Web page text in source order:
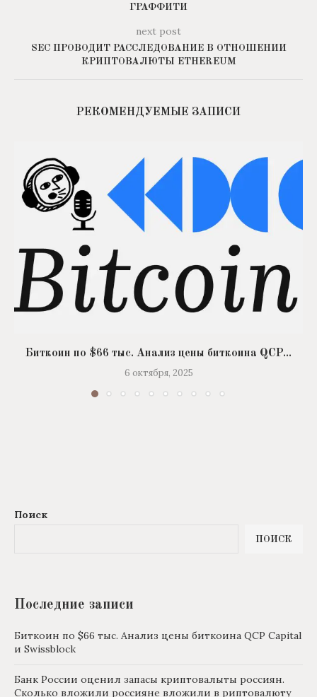
ГРАФФИТИ
next post
SEC ПРОВОДИТ РАССЛЕДОВАНИЕ В ОТНОШЕНИИ
КРИПТОВАЛЮТЫ ETHEREUM
РЕКОМЕНДУЕМЫЕ ЗАПИСИ
Биткоин по $66 тыс. Анализ цены биткоина QCP...
6 октября, 2025
Поиск
ПОИСК
Последние записи
Биткоин по $66 тыс. Анализ цены биткоина QCP Capital
и Swissblock
Банк России оценил запасы криптовалыты россиян.
Сколько вложили россияне вложили в риптовалюту